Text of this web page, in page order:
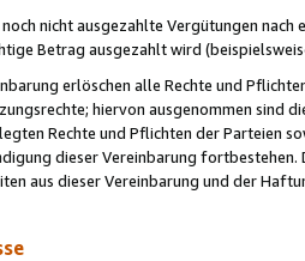
nicht ausgezahlte Vergütungen
Betrag ausgezahlt wird
erlöschen alle Rechte und
hiervon ausgenommen sind
Rechte und Pflichten der Parteien
dieser Vereinbarung
aus dieser Vereinbarung und der